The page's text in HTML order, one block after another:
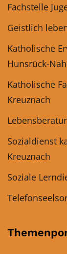
Fachstelle
Geistlich
Katholische
Hunsrück-
Katholische
Kreuznach
Sozialdienst
Kreuznach
Soziale